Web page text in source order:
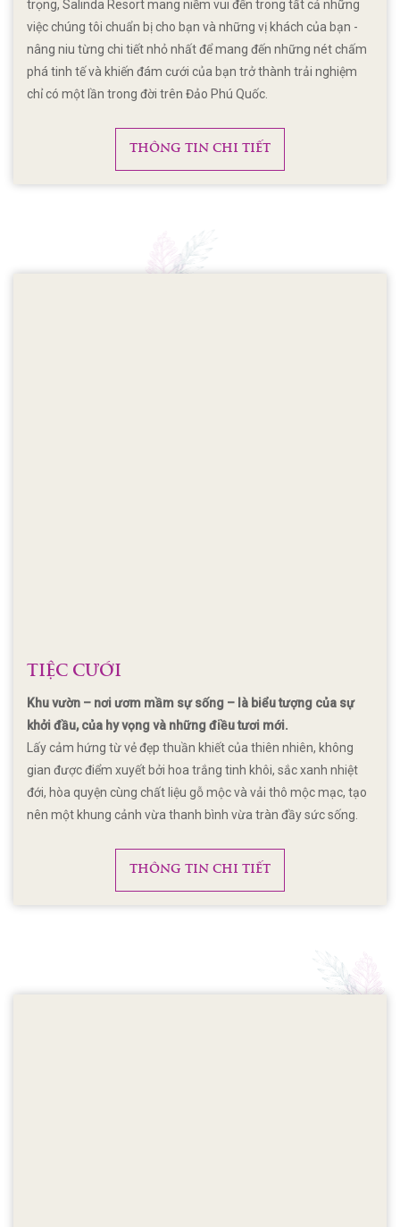
trọng, Salinda Resort mang niềm vui đến trong tất cả những
việc chúng tôi chuẩn bị cho bạn và những vị khách của bạn -
nâng niu từng chi tiết nhỏ nhất để mang đến những nét chấm
phá tinh tế và khiến đám cưới của bạn trở thành trải nghiệm
chỉ có một lần trong đời trên Đảo Phú Quốc.
THÔNG TIN CHI TIẾT
TIỆC CƯỚI
Khu vườn – nơi ươm mầm sự sống – là biểu tượng của sự
khởi đầu, của hy vọng và những điều tươi mới.
Lấy cảm hứng từ vẻ đẹp thuần khiết của thiên nhiên, không
gian được điểm xuyết bởi hoa trắng tinh khôi, sắc xanh nhiệt
đới, hòa quyện cùng chất liệu gỗ mộc và vải thô mộc mạc, tạo
nên một khung cảnh vừa thanh bình vừa tràn đầy sức sống.
THÔNG TIN CHI TIẾT